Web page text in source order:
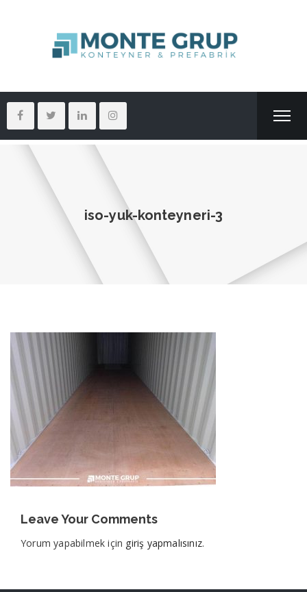
iso-yuk-konteyneri-3
Leave Your Comments
Yorum yapabilmek için giriş yapmalısınız.